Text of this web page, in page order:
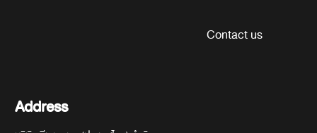
Contact us
Address